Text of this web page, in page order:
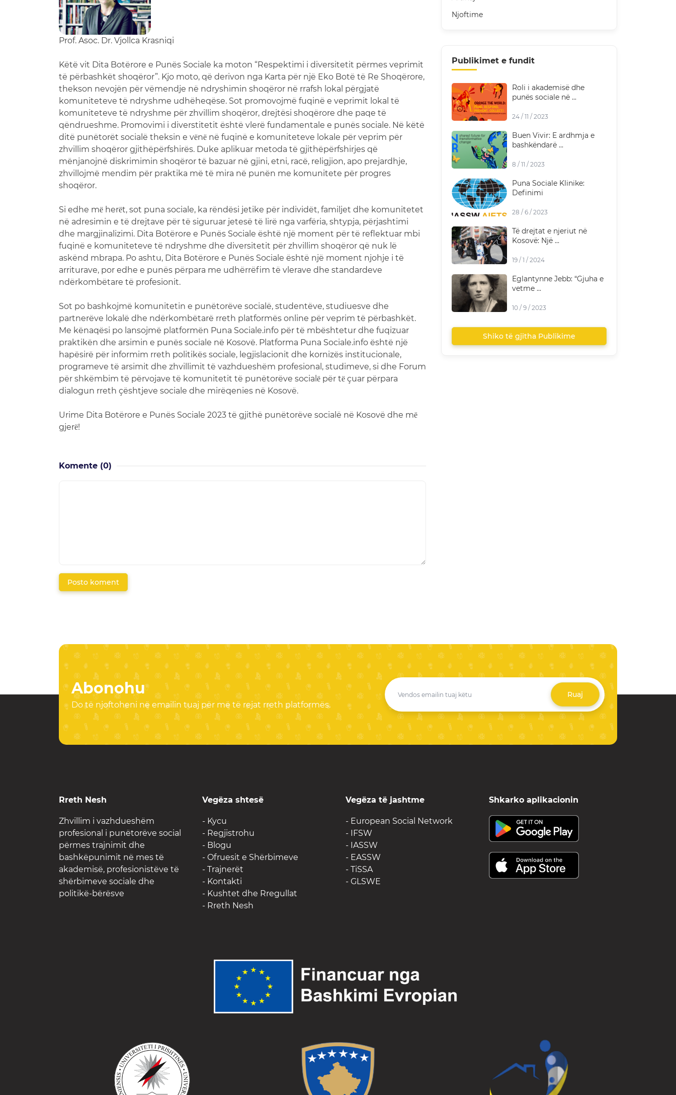
Prof. Asoc. Dr. Vjollca Krasniqi
Këtë vit Dita Botërore e Punës Sociale ka moton “Respektimi i diversitetit përmes veprimit
të përbashkët shoqëror”. Kjo moto, që derivon nga Karta për një Eko Botë të Re Shoqërore,
thekson nevojën për vëmendje në ndryshimin shoqëror në rrafsh lokal përgjatë
komuniteteve të ndryshme udhëheqëse. Sot promovojmë fuqinë e veprimit lokal të
komuniteteve të ndryshme për zhvillim shoqëror, drejtësi shoqërore dhe paqe të
qëndrueshme. Promovimi i diverstitetit është vlerë fundamentale e punës sociale. Në këtë
ditë punëtorët socialë theksin e vёnё në fuqinë e komuniteteve lokale për veprim për
zhvillim shoqëror gjithëpërfshirës. Duke aplikuar metoda të gjithëpërfshirjes që
mënjanojnë diskrimimin shoqëror të bazuar në gjini, etni, racë, religjion, apo prejardhje,
zhvillojmë mendim për praktika më të mira në punën me komunitete për progres
shoqëror.
Si edhe mё herёt, sot puna sociale, ka rëndësi jetike për individët, familjet dhe komunitetet
në adresimin e të drejtave për të siguruar jetesë të lirë nga varfëria, shtypja, përjashtimi
dhe margjinalizimi. Dita Botërore e Punës Sociale është një moment për të reflektuar mbi
fuqinë e komuniteteve të ndryshme dhe diversitetit për zhvillim shoqëror që nuk lë
askënd mbrapa. Po ashtu, Dita Botërore e Punës Sociale është një moment njohje i të
arriturave, por edhe e punës përpara me udhërrëfim të vlerave dhe standardeve
ndërkombëtare të profesionit.
Sot po bashkojmë komunitetin e punëtorëve socialë, studentëve, studiuesve dhe
partnerëve lokalë dhe ndërkombëtarë rreth platformës online për veprim të përbashkët.
Me kënaqësi po lansojmë platformën Puna Sociale.info për të mbështetur dhe fuqizuar
praktikën dhe arsimin e punës sociale në Kosovë. Platforma Puna Sociale.info është një
hapësirë për informim rreth politikës sociale, legjislacionit dhe kornizës institucionale,
programeve të arsimit dhe zhvillimit të vazhdueshëm profesional, studimeve, si dhe Forum
për shkëmbim të përvojave të komunitetit të punëtorëve socialё për tё çuar përpara
dialogun rreth çështjeve sociale dhe mirëqenies në Kosovë.
Urime Dita Botërore e Punës Sociale 2023 të gjithë punëtorëve socialë në Kosovë dhe mё
gjerё!
Komente (0)
Posto koment
Njoftime
Publikimet e fundit
Roli i akademisë dhe
punës sociale në ...
24 / 11 / 2023
Buen Vivir: E ardhmja e
bashkëndarë ...
8 / 11 / 2023
Puna Sociale Klinike:
Definimi
28 / 6 / 2023
Të drejtat e njeriut në
Kosovë: Një ...
19 / 1 / 2024
Eglantynne Jebb: “Gjuha e
vetme ...
10 / 9 / 2023
Shiko të gjitha Publikime
Abonohu
Do të njoftoheni në emailin tuaj për më të rejat rreth platformës.
Ruaj
Rreth Nesh
Zhvillim i vazhdueshëm
profesional i punëtorëve social
përmes trajnimit dhe
bashkëpunimit në mes të
akademisë, profesionistëve të
shërbimeve sociale dhe
politikë-bërësve
Vegëza shtesë
- Kycu
- Regjistrohu
- Blogu
- Ofruesit e Shërbimeve
- Trajnerët
- Kontakti
- Kushtet dhe Rregullat
- Rreth Nesh
Vegëza të jashtme
- European Social Network
- IFSW
- IASSW
- EASSW
- TiSSA
- GLSWE
Shkarko aplikacionin